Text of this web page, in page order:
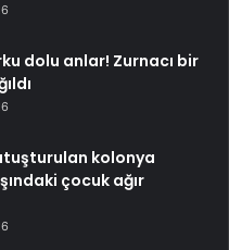
dolu anlar! Zurnacı bir
kolonya
çocuk ağır